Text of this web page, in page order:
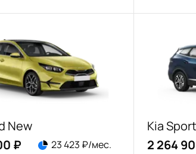
New
₽
23 423 ₽/мес.
Kia
2 264